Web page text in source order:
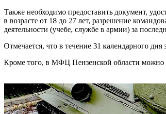
Также необходимо предоставить документ,
в возрасте от 18 до 27 лет, разрешение
деятельности (учебе, службе в армии) за
Отмечается, что в течение 31 календарного
Кроме того, в МФЦ Пензенской области можно